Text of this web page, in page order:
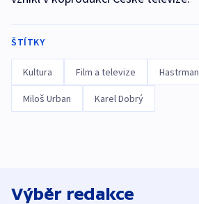
ŠTÍTKY
Kultura Film a televize Hastrman
Miloš Urban Karel Dobrý
Výběr redakce